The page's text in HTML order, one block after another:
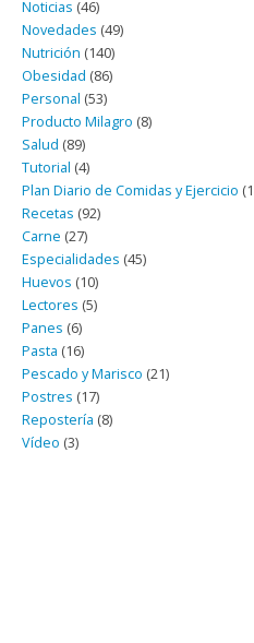
Noticias (46)
Novedades (49)
Nutrición (140)
Obesidad (86)
Personal (53)
Producto Milagro (8)
Salud (89)
Tutorial (4)
Plan Diario de Comidas y Ejercicio
Recetas (92)
Carne (27)
Especialidades (45)
Huevos (10)
Lectores (5)
Panes (6)
Pasta (16)
Pescado y Marisco (21)
Postres (17)
Repostería (8)
Vídeo (3)